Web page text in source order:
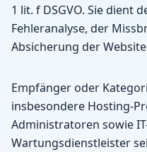
1 lit. f DSGVO. Sie dient
Fehleranalyse, der
Absicherung der
Empfänger oder
insbesondere Hosting-
Administratoren sowie
Wartungsdienstleister